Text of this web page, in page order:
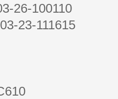
26-100110
23-111615